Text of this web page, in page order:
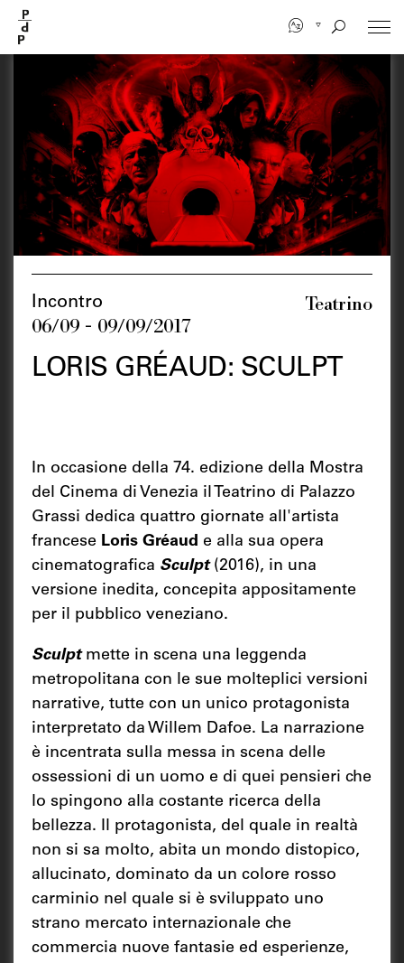
contenuto
principale
Incontro
06/09 - 09/09/2017
Teatrino
LORIS GRÉAUD: SCULPT
In occasione della 74. edizione della Mostra
del Cinema di Venezia il Teatrino di Palazzo
Grassi dedica quattro giornate all'artista
francese Loris Gréaud e alla sua opera
cinematografica Sculpt(2016), in una
versione inedita, concepita appositamente
per il pubblico veneziano.
Sculpt mette in scena una leggenda
metropolitana con le sue molteplici versioni
narrative, tutte con un unico protagonista
interpretato da Willem Dafoe. La narrazione
è incentrata sulla messa in scena delle
ossessioni di un uomo e di quei pensieri che
lo spingono alla costante ricerca della
bellezza. Il protagonista, del quale in realtà
non si sa molto, abita un mondo distopico,
allucinato, dominato da un colore rosso
carminio nel quale si è sviluppato uno
strano mercato internazionale che
commercia nuove fantasie ed esperienze,